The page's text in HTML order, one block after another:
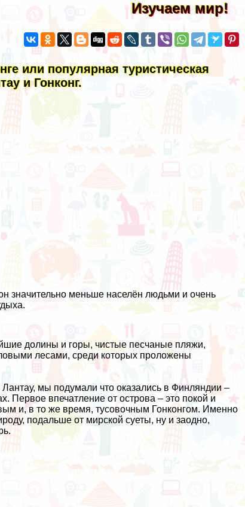
Изучаем мир!
или популярная туристическая
и Гонконг.
значительно меньше населён людьми и очень
долины и горы, чистые песчаные пляжи,
лесами, среди которых проложены
мы подумали что оказались в Финляндии –
Первое впечатление от острова – это покой и
и, в то же время, тусовочным Гонконгом. Именно
подальше от мирской суеты, ну и заодно,